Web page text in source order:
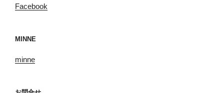
Facebook
MINNE
minne